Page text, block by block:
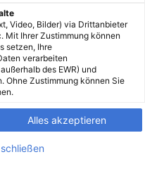
Video, Bilder) via Drittanbieter
Mit Ihrer Zustimmung können
setzen, Ihre
verarbeiten
des EWR) und
Ohne Zustimmung können Sie
Alles akzeptieren